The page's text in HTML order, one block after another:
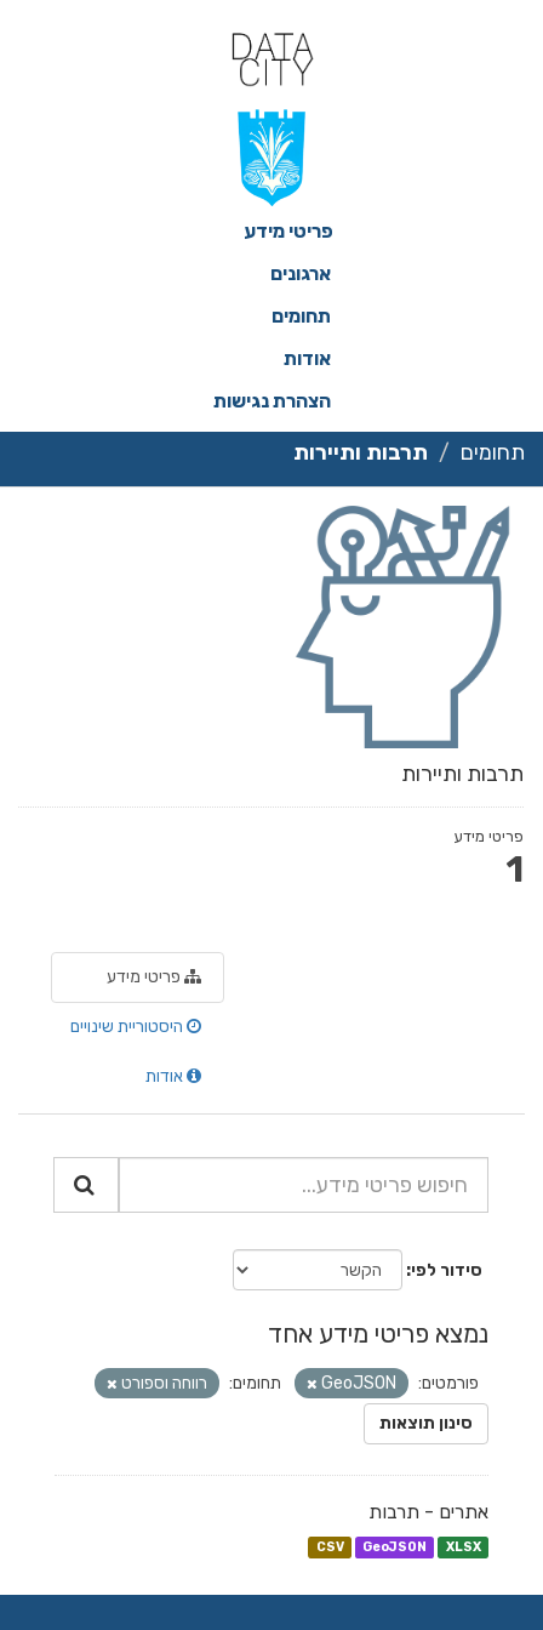
פריטי מידע
ארגונים
תחומים
אודות
הצהרת נגישות
תחומים תרבות ותיירות
תרבות ותיירות
פריטי מידע
1
פריטי מידע
היסטוריית שינויים
אודות
סידור לפי
נמצא פריטי מידע אחד
פורמטים: GeoJSON תחומים:
רווחה וספורט
סינון תוצאות
אתרים - תרבות
CSV GeoJSON XLSX